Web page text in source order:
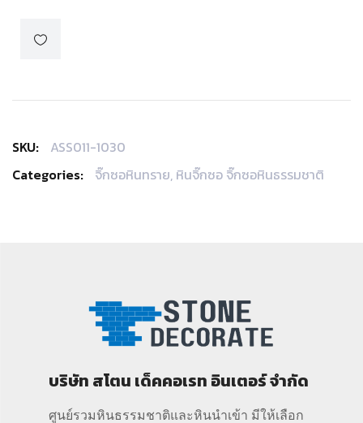
SKU:
ASS011-1030
Categories:
จิ๊กซอหินทราย, หินจิ๊กซอ จิ๊กซอหินธรรมชาติ
บริษัท สโตน เด็คคอเรท อินเตอร์ จำกัด
ศูนย์รวมหินธรรมชาติและหินนำเข้า มีให้เลือก